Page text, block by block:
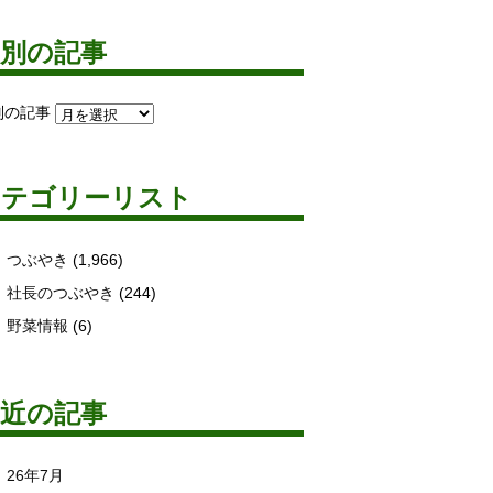
の記事
の記事
ゴリーリスト
つぶやき (1,966)
社長のつぶやき (244)
野菜情報 (6)
の記事
26年7月